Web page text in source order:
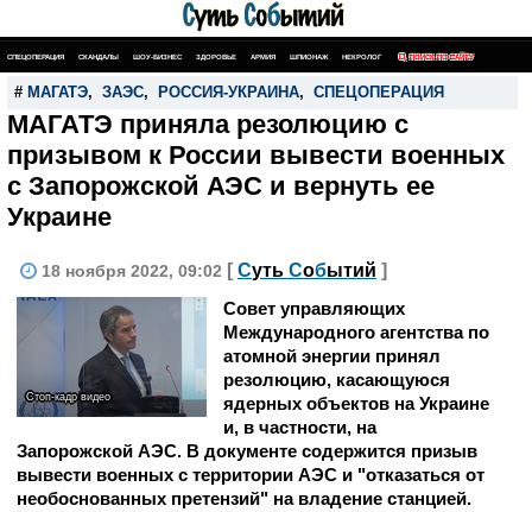
СПЕЦОПЕРАЦИЯ СКАНДАЛЫ ШОУ-БИЗНЕС ЗДОРОВЬЕ АРМИЯ ШПИОНАЖ НЕКРОЛОГ ПОИСК ПО САЙТУ
# МАГАТЭ, ЗАЭС, РОССИЯ-УКРАИНА, СПЕЦОПЕРАЦИЯ
МАГАТЭ приняла резолюцию с
призывом к России вывести военных
с Запорожской АЭС и вернуть ее
Украине
18 ноября 2022, 09:02 [ Суть Событий ]
Стоп-кадр видео
Совет управляющих
Международного агентства по
атомной энергии принял
резолюцию, касающуюся
ядерных объектов на Украине
и, в частности, на
Запорожской АЭС. В документе содержится призыв
вывести военных с территории АЭС и "отказаться от
необоснованных претензий" на владение станцией.